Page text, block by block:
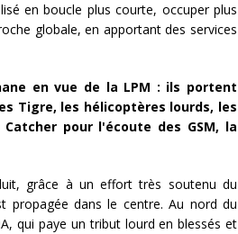
en boucle plus courte, occuper plus
globale, en apportant des services
en vue de la LPM : ils portent
Tigre, les hélicoptères lourds, les
pour l'écoute des GSM, la
grâce à un effort très soutenu du
propagée dans le centre. Au nord du
qui paye un tribut lourd en blessés et